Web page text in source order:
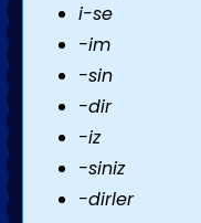
i-se
-im
-sin
-dir
-iz
-siniz
-dirler